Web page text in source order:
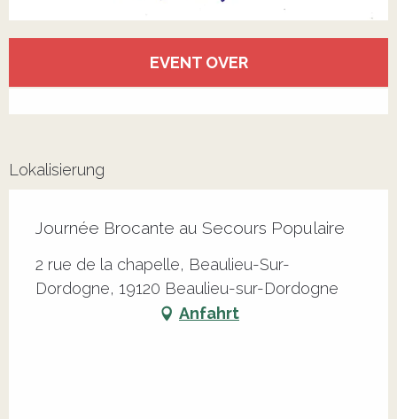
EVENT OVER
Lokalisierung
Journée Brocante au Secours Populaire
2 rue de la chapelle, Beaulieu-Sur-
Dordogne, 19120 Beaulieu-sur-Dordogne
Anfahrt